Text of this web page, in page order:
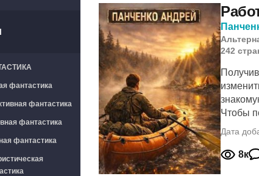
фантастика
фантастика
фантастика
фантастика
242
Чтобы
Дата
8к